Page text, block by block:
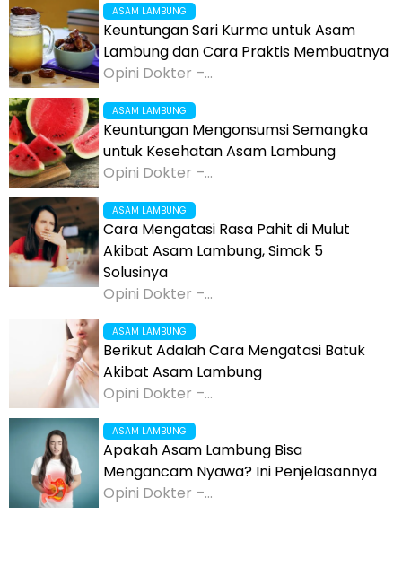
ASAM LAMBUNG
Keuntungan Sari Kurma untuk Asam
Lambung dan Cara Praktis Membuatnya
Opini Dokter –...
ASAM LAMBUNG
Keuntungan Mengonsumsi Semangka
untuk Kesehatan Asam Lambung
Opini Dokter –...
ASAM LAMBUNG
Cara Mengatasi Rasa Pahit di Mulut
Akibat Asam Lambung, Simak 5
Solusinya
Opini Dokter –...
ASAM LAMBUNG
Berikut Adalah Cara Mengatasi Batuk
Akibat Asam Lambung
Opini Dokter –...
ASAM LAMBUNG
Apakah Asam Lambung Bisa
Mengancam Nyawa? Ini Penjelasannya
Opini Dokter –...